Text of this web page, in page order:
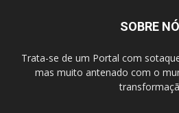
SOBRE
Trata-se de um Portal com
mas muito antenado com o